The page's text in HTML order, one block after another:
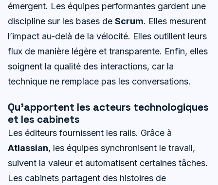
émergent. Les équipes performantes gardent une
discipline sur les bases de Scrum. Elles mesurent
l’impact au-delà de la vélocité. Elles outillent leurs
flux de manière légère et transparente. Enfin, elles
soignent la qualité des interactions, car la
technique ne remplace pas les conversations.
Qu’apportent les acteurs technologiques
et les cabinets
Les éditeurs fournissent les rails. Grâce à
Atlassian, les équipes synchronisent le travail,
suivent la valeur et automatisent certaines tâches.
Les cabinets partagent des histoires de